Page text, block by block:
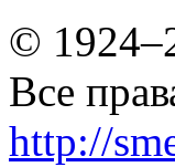
©
Все
http://